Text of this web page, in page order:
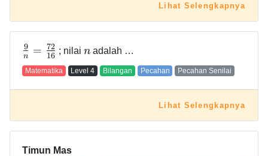
Lihat Selengkapnya
n
9 = 16
72 ; nilai n adalah …
Matematika Level 4 Bilangan Pecahan Pecahan Senilai
Lihat Selengkapnya
Timun Mas